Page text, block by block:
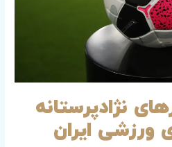
نژادپرستانه
ورزشی ایران